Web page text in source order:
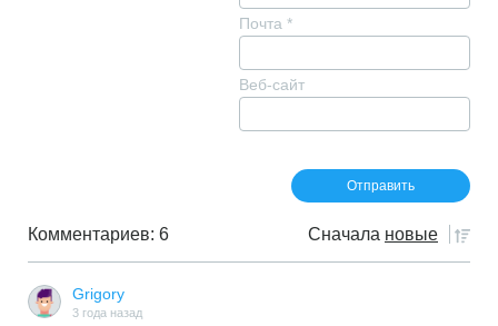
Почта *
Веб-сайт
Комментариев: 6 Сначала новые
Grigory
3 года назад